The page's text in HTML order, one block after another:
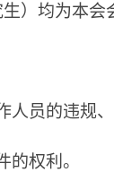
）均为本会
人员的违规
权利。